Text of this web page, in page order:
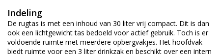
Indeling
De rugtas is met een inhoud van 30 liter vrij compact. Dit is dan
ook een lichtgewicht tas bedoeld voor actief gebruik. Toch is er
voldoende ruimte met meerdere opbergvakjes. Het hoofdvak
biedt ruimte voor een 3 liter drinkzak en beschikt over een intern